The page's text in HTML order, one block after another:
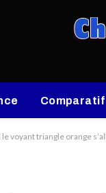
Comparatif
voyant triangle orange